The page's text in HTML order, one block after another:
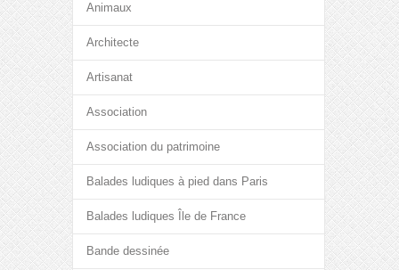
Animaux
Architecte
Artisanat
Association
Association du patrimoine
Balades ludiques à pied dans Paris
Balades ludiques Île de France
Bande dessinée